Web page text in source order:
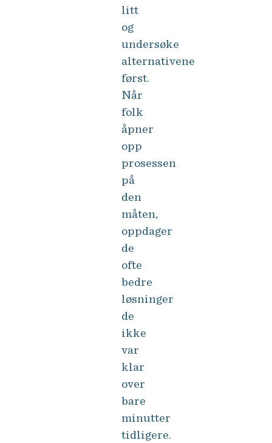
litt
og
undersøke
alternativene
først.
Når
folk
åpner
opp
prosessen
på
den
måten,
oppdager
de
ofte
bedre
løsninger
de
ikke
var
klar
over
bare
minutter
tidligere.